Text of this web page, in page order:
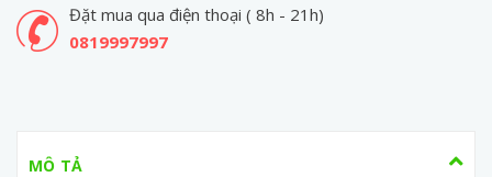
Đặt mua qua điện thoại ( 8h - 21h)
0819997997
MÔ TẢ